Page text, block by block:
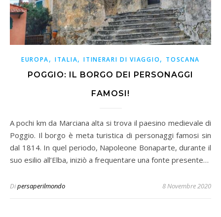
EUROPA,ITALIA,ITINERARI DI VIAGGIO, TOSCANA
POGGIO: IL BORGO DEI PERSONAGGI
FAMOSI!
A pochi km da Marciana alta si trova il paesino medievale di
Poggio. Il borgo è meta turistica di personaggi famosi sin
dal 1814. In quel periodo, Napoleone Bonaparte, durante il
suo esilio all’Elba, iniziò a frequentare una fonte presente…
Dipersaperilmondo 8 Novembre 2020